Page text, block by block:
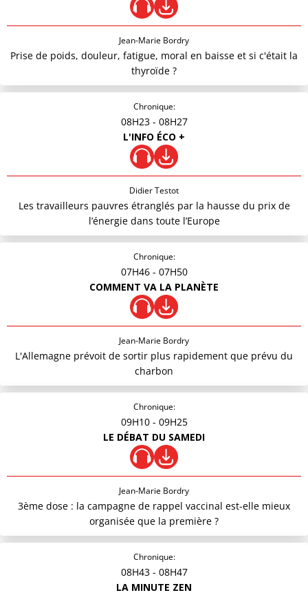
Jean-Marie Bordry
Prise de poids, douleur, fatigue, moral en baisse et si c'était la
thyroïde ?
Chronique:
08H23 - 08H27
L'INFO ÉCO +
Didier Testot
Les travailleurs pauvres étranglés par la hausse du prix de
l’énergie dans toute l’Europe
Chronique:
07H46 - 07H50
COMMENT VA LA PLANÈTE
Jean-Marie Bordry
L'Allemagne prévoit de sortir plus rapidement que prévu du
charbon
Chronique:
09H10 - 09H25
LE DÉBAT DU SAMEDI
Jean-Marie Bordry
3ème dose : la campagne de rappel vaccinal est-elle mieux
organisée que la première ?
Chronique:
08H43 - 08H47
LA MINUTE ZEN